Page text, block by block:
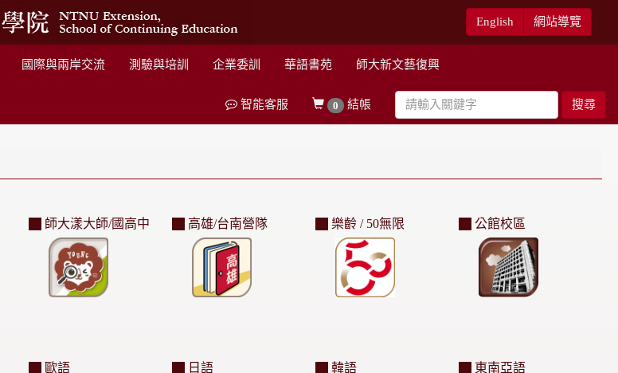
English 網站導覽
國際與兩岸交流 測驗與培訓 企業委訓 華語書苑 師大新文藝復興
搜尋
0 結帳
智能客服
師大漾大師/國高中 高雄/台南營隊 樂齡 / 50無限 公館校區
歐語 日語 韓語 東南亞語